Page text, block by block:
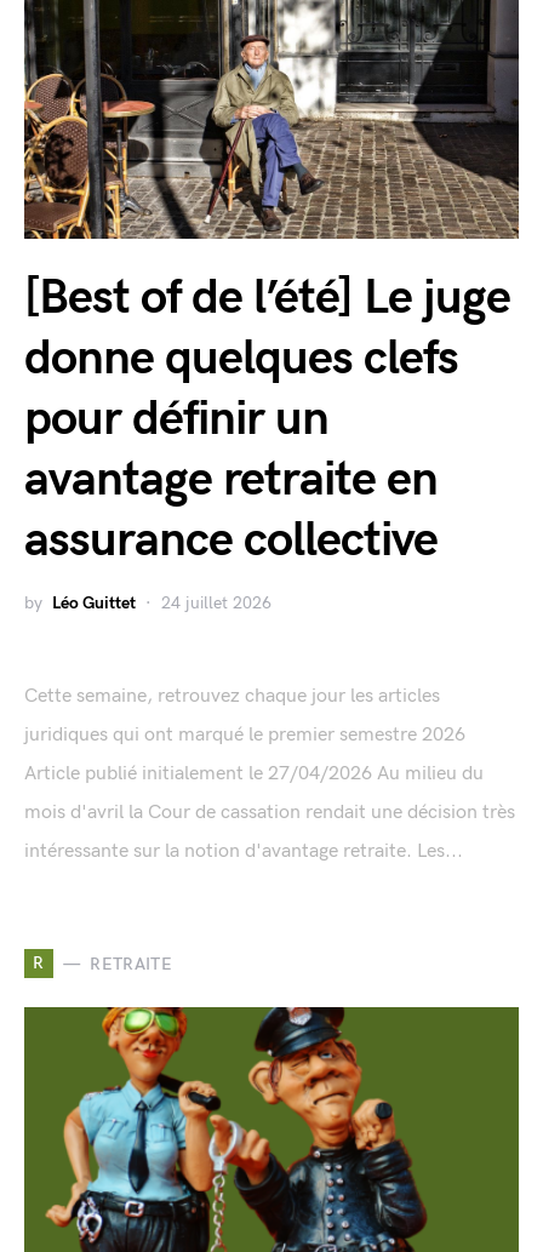
[Best of de l’été] Le juge
donne quelques clefs
pour définir un
avantage retraite en
assurance collective
by Léo Guittet 24 juillet 2026
Cette semaine, retrouvez chaque jour les articles
juridiques qui ont marqué le premier semestre 2026
Article publié initialement le 27/04/2026 Au milieu du
mois d'avril la Cour de cassation rendait une décision très
intéressante sur la notion d'avantage retraite. Les...
R RETRAITE